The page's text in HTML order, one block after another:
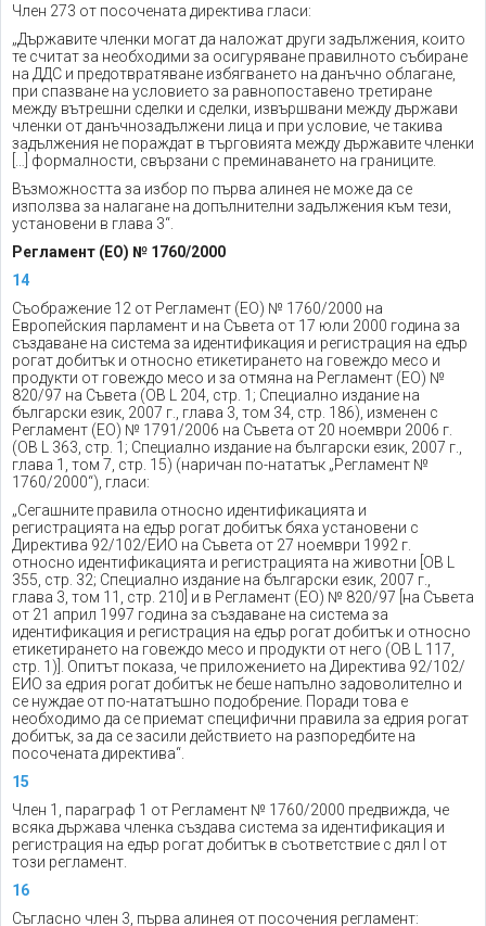
Член 273 от посочената директива гласи:
„Държавите членки могат да наложат други задължения, които
те считат за необходими за осигуряване правилното събиране
на ДДС и предотвратяване избягването на данъчно облагане,
при спазване на условието за равнопоставено третиране
между вътрешни сделки и сделки, извършвани между държави
членки от данъчнозадължени лица и при условие, че такива
задължения не пораждат в търговията между държавите членки
[…] формалности, свързани с преминаването на границите.
Възможността за избор по първа алинея не може да се
използва за налагане на допълнителни задължения към тези,
установени в глава 3“.
Регламент (ЕО) № 1760/2000
14
Съображение 12 от Регламент (ЕО) № 1760/2000 на
Европейския парламент и на Съвета от 17 юли 2000 година за
създаване на система за идентификация и регистрация на едър
рогат добитък и относно етикетирането на говеждо месо и
продукти от говеждо месо и за отмяна на Регламент (ЕО) №
820/97 на Съвета (ОВ L 204, стр. 1; Специално издание на
български език, 2007 г., глава 3, том 34, стр. 186), изменен с
Регламент (ЕО) № 1791/2006 на Съвета от 20 ноември 2006 г.
(ОВ L 363, стр. 1; Специално издание на български език, 2007 г.,
глава 1, том 7, стр. 15) (наричан по-нататък „Регламент №
1760/2000“), гласи:
„Сегашните правила относно идентификацията и
регистрацията на едър рогат добитък бяха установени с
Директива 92/102/ЕИО на Съвета от 27 ноември 1992 г.
относно идентификацията и регистрацията на животни [ОВ L
355, стр. 32; Специално издание на български език, 2007 г.,
глава 3, том 11, стр. 210] и в Регламент (ЕО) № 820/97 [на Съвета
от 21 април 1997 година за създаване на система за
идентификация и регистрация на едър рогат добитък и относно
етикетирането на говеждо месо и продукти от него (ОВ L 117,
стр. 1)]. Опитът показа, че приложението на Директива 92/102/
ЕИО за едрия рогат добитък не беше напълно задоволително и
се нуждае от по-нататъшно подобрение. Поради това е
необходимо да се приемат специфични правила за едрия рогат
добитък, за да се засили действието на разпоредбите на
посочената директива“.
15
Член 1, параграф 1 от Регламент № 1760/2000 предвижда, че
всяка държава членка създава система за идентификация и
регистрация на едър рогат добитък в съответствие с дял I от
този регламент.
16
Съгласно член 3, първа алинея от посочения регламент: